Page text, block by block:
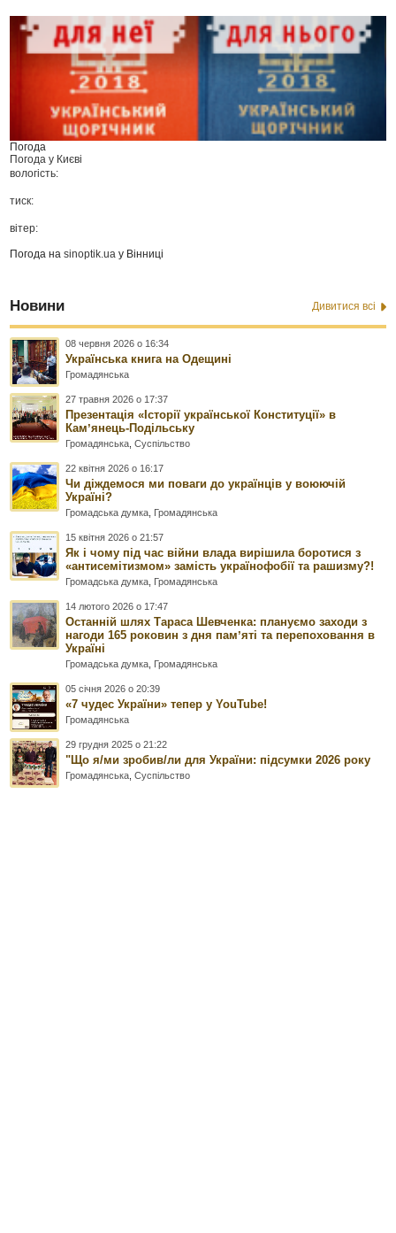
Погода
Погода у Києві
вологість:
тиск:
вітер:
Погода наsinoptik.ua у Вінниці
Новини Дивитися всі
08 червня 2026 о 16:34
Українська книга на Одещині
Громадянська
27 травня 2026 о 17:37
Презентація «Історії української Конституції» в
Камʼянець-Подільську
Громадянська ,Суспільство
22 квітня 2026 о 16:17
Чи діждемося ми поваги до українців у воюючій
Україні?
Громадська думка Громадянська
15 квітня 2026 о 21:57
Як і чому під час війни влада вирішила боротися з
«антисемітизмом» замість українофобії та рашизму?!
Громадська думка Громадянська
14 лютого 2026 о 17:47
Останній шлях Тараса Шевченка: плануємо заходи з
нагоди 165 роковин з дня памʼяті та перепоховання в
Україні
Громадська думка Громадянська
05 січня 2026 о 20:39
«7 чудес України» тепер у YouTube!
Громадянська
29 грудня 2025 о 21:22
"Що я/ми зробив/ли для України: підсумки 2026 року
Громадянська ,Суспільство